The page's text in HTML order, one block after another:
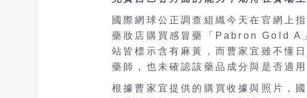
國際網球公正調查組織今天在官網上
藥妝店購買感冒藥「Pabron Gold A
站皆標示含有麻黃，而曹家宜雖不懂
藥師，也未確認該藥品成分與是否適用
根據曹家宜提供的購買收據與照片，